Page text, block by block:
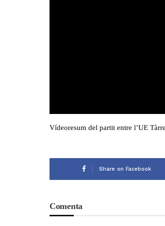
Vídeoresum del partit entre l’UE
Share on Facebook
Comenta